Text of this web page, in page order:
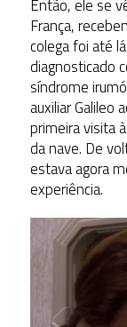
Então, ele se
França,
colega foi até
diagnosticado
síndrome
auxiliar Galileo
primeira visita
da nave. De
estava agora
experiência.